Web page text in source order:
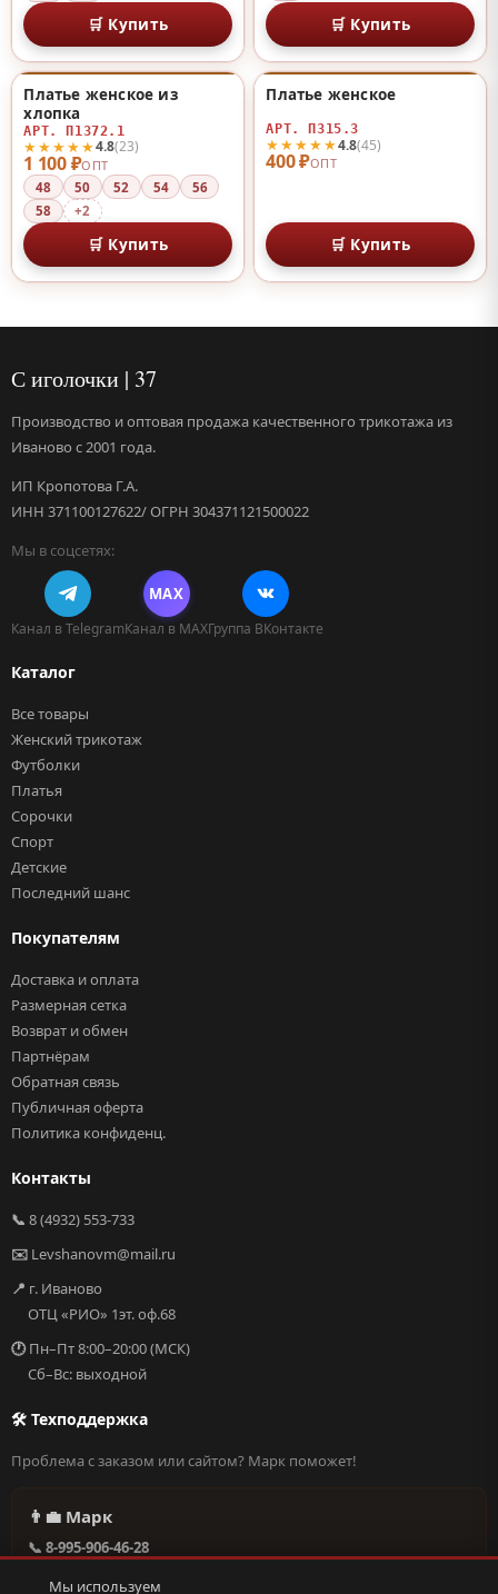
🛒 Купить 🛒 Купить
1 100 ₽ОПТ
★★★★★4.8(23)
Платье женское из
хлопка
АРТ. П1372.1
48 50 52 54
56
58
+2
🛒 Купить
400 ₽ОПТ
★★★★★4.8(45)
Платье женское
АРТ. П315.3
🛒 Купить
С иголочки | 37
Производство и оптовая продажа качественного трикотажа из
Иваново с 2001 года.
ИП Кропотова Г.А.
ИНН 371100127622/ ОГРН 304371121500022
Мы в соцсетях:
Канал в Telegram
MAX
Канал в MAXГруппа ВКонтакте
Каталог
Все товары
Женский трикотаж
Футболки
Платья
Сорочки
Спорт
Детские
Последний шанс
Покупателям
Доставка и оплата
Размерная сетка
Возврат и обмен
Партнёрам
Обратная связь
Публичная оферта
Политика конфиденц.
Контакты
📞 8 (4932) 553-733
✉️ Levshanovm@mail.ru
📍 г. Иваново
ОТЦ «РИО» 1эт. оф.68
🕐Пн–Пт 8:00–20:00 (МСК)
Сб–Вс: выходной
🛠 Техподдержка
Проблема с заказом или сайтом? Марк поможет!
👨‍💼 Марк
📞 8-995-906-46-28
Мы используем